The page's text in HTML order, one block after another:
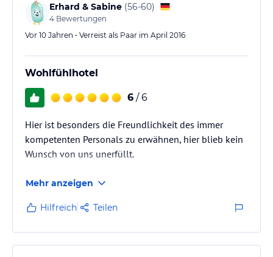
Erhard & Sabine (56-60)
4 Bewertungen
Vor 10 Jahren • Verreist als Paar im April 2016
Wohlfühlhotel
6 / 6
Hier ist besonders die Freundlichkeit des immer
kompetenten Personals zu erwähnen, hier blieb kein
Wunsch von uns unerfüllt.
Mehr anzeigen
Hilfreich Teilen